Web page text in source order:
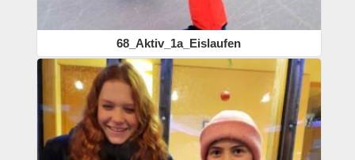
68_Aktiv_1a_Eislaufen